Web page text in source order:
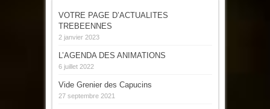
VOTRE PAGE D’ACTUALITES
TREBEENNES
2 janvier 2023
L’AGENDA DES ANIMATIONS
6 juillet 2022
Vide Grenier des Capucins
27 septembre 2021